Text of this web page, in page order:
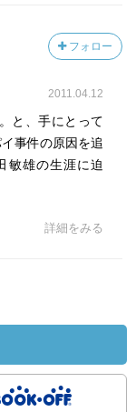
1984.11.25
ソフトバンク、
著、文芸春秋、
フォロー
2011.04.12
と、手にとって
事件の原因を追
敏雄の生涯に迫
詳細をみる